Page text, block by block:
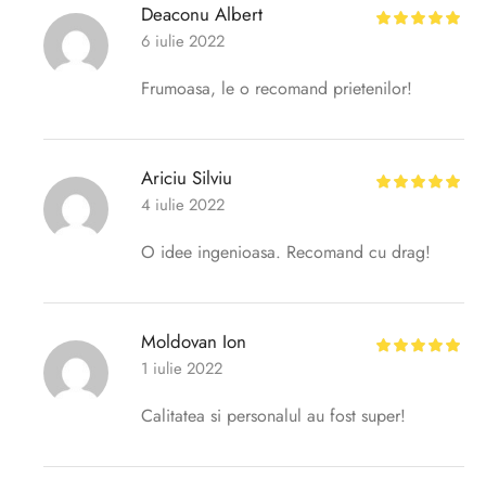
Deaconu Albert
6 iulie 2022
Frumoasa, le o recomand prietenilor!
Ariciu Silviu
4 iulie 2022
O idee ingenioasa. Recomand cu drag!
Moldovan Ion
1 iulie 2022
Calitatea si personalul au fost super!